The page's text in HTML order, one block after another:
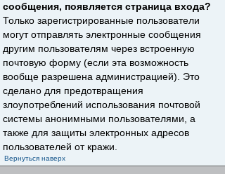
сообщения, появляется страница входа?
Только зарегистрированные пользователи
могут отправлять электронные сообщения
другим пользователям через встроенную
почтовую форму (если эта возможность
вообще разрешена администрацией). Это
сделано для предотвращения
злоупотреблений использования почтовой
системы анонимными пользователями, а
также для защиты электронных адресов
пользователей от кражи.
Вернуться наверх